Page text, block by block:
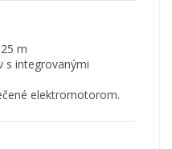
m
s integrovanými
elektromotorom.